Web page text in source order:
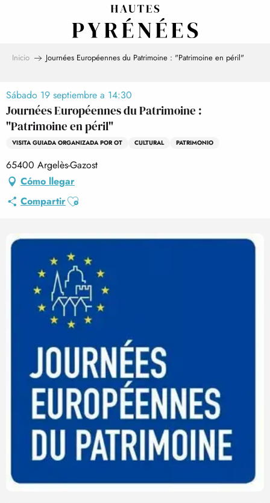
Inicio Journées Européennes du Patrimoine : "Patrimoine en péril"
Sábado 19 septiembre a 14:30
Journées Européennes du Patrimoine :
"Patrimoine en péril"
VISITA GUIADA ORGANIZADA POR OT CULTURAL PATRIMONIO
65400 Argelès-Gazost
Cómo llegar
CompartirAjouter aux favoris